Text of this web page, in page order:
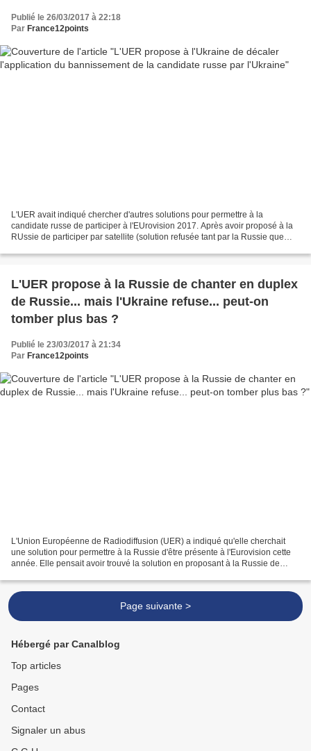
Publié le 26/03/2017 à 22:18
Par France12points
L'UER avait indiqué chercher d'autres solutions pour permettre à la
candidate russe de participer à l'EUrovision 2017. Après avoir proposé à la
RUssie de participer par satellite (solution refusée tant par la Russie que
L'UER propose à la Russie de chanter en duplex
de Russie... mais l'Ukraine refuse... peut-on
tomber plus bas ?
Publié le 23/03/2017 à 21:34
Par France12points
L'Union Européenne de Radiodiffusion (UER) a indiqué qu'elle cherchait
une solution pour permettre à la Russie d'être présente à l'Eurovision cette
année. Elle pensait avoir trouvé la solution en proposant à la Russie de
Page suivante >
Hébergé par Canalblog
Top articles
Pages
Contact
Signaler un abus